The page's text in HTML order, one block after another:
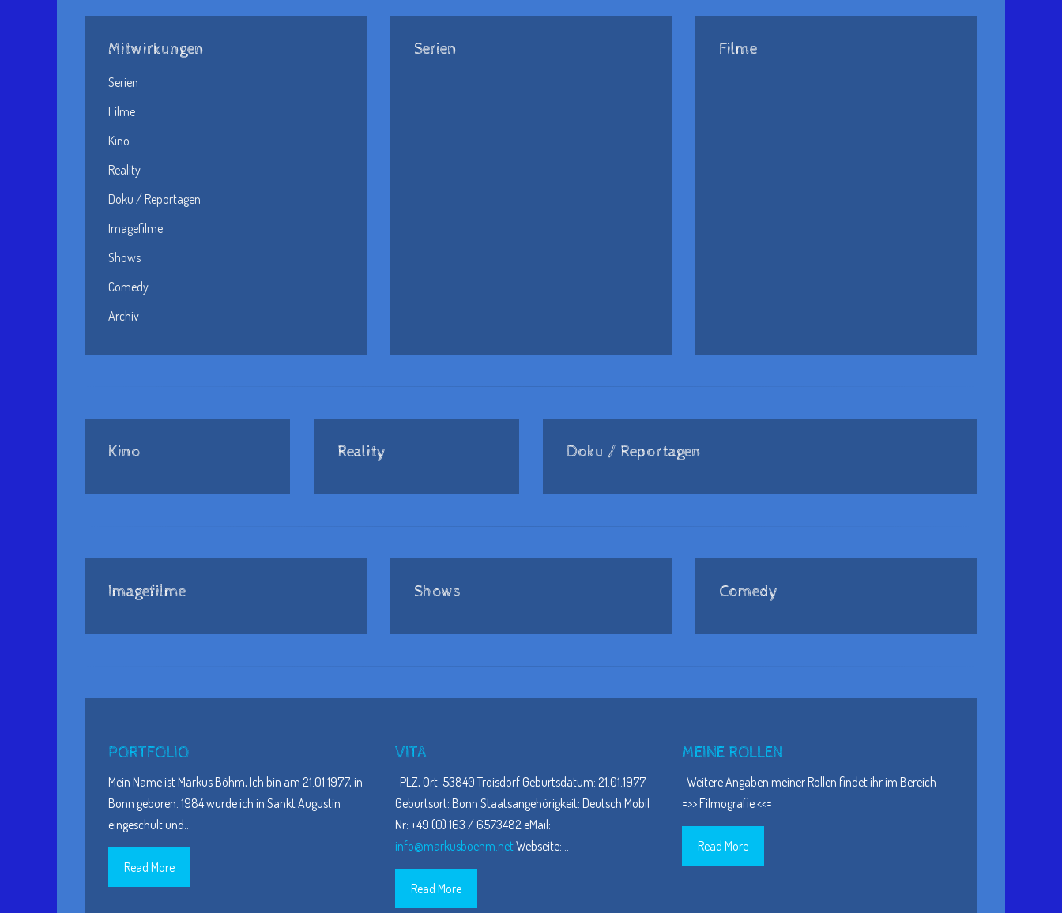
Mitwirkungen
Serien
Filme
Kino
Reality
Doku / Reportagen
Imagefilme
Shows
Comedy
Archiv
Serien Filme
Kino Reality Doku / Reportagen
Imagefilme Shows Comedy
PORTFOLIO
Mein Name ist Markus Böhm, Ich bin am 21.01.1977, in
Bonn geboren. 1984 wurde ich in Sankt Augustin
eingeschult und
Read More
VITA
PLZ, Ort: 53840 Troisdorf Geburtsdatum: 21.01.1977
Geburtsort: Bonn Staatsangehörigkeit: Deutsch Mobil
Nr: +49 (0) 163 / 6573482 eMail:
info@markusboehm.netWebseite:
Read More
MEINE ROLLEN
Weitere Angaben meiner Rollen findet ihr im Bereich
=>> Filmografie <<=
Read More